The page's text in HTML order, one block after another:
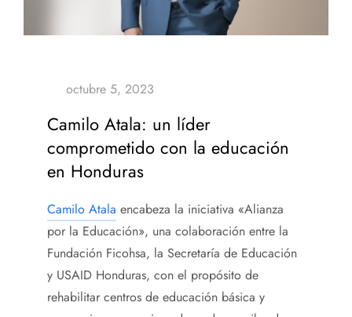
Camilo Atala: un líder
comprometido con la educación
en Honduras
Camilo Atala encabeza la iniciativa «Alianza
por la Educación», una colaboración entre la
Fundación Ficohsa, la Secretaría de Educación
y USAID Honduras, con el propósito de
rehabilitar centros de educación básica y